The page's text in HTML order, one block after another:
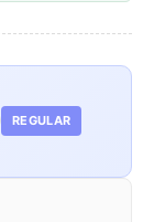
REGULAR